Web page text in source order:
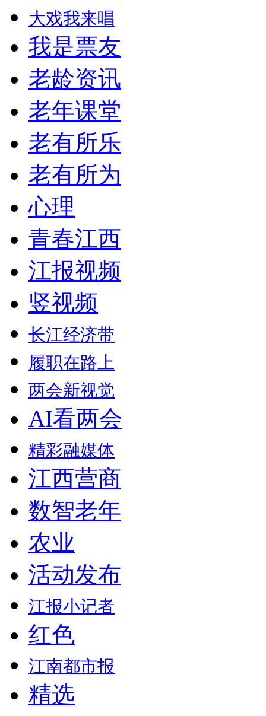
大戏我来唱
我是票友
老龄资讯
老年课堂
老有所乐
老有所为
心理
青春江西
江报视频
竖视频
长江经济带
履职在路上
两会新视觉
AI看两会
精彩融媒体
江西营商
数智老年
农业
活动发布
江报小记者
红色
江南都市报
精选